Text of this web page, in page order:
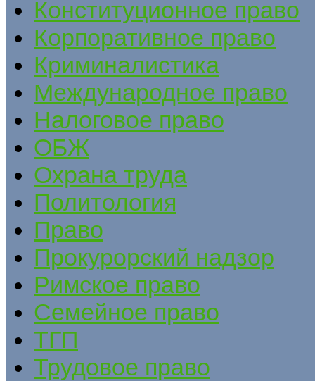
Конституционное право
Корпоративное право
Криминалистика
Международное право
Налоговое право
ОБЖ
Охрана труда
Политология
Право
Прокурорский надзор
Римское право
Семейное право
ТГП
Трудовое право